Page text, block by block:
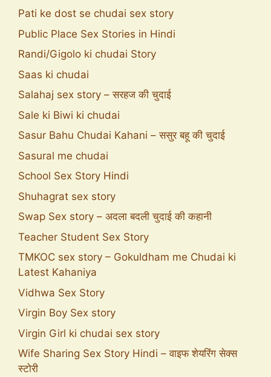
Pati ke dost se chudai sex story
Public Place Sex Stories in Hindi
Randi/Gigolo ki chudai Story
Saas ki chudai
Salahaj sex story – सरहज की चुदाई
Sale ki Biwi ki chudai
Sasur Bahu Chudai Kahani – ससुर बहू की चुदाई
Sasural me chudai
School Sex Story Hindi
Shuhagrat sex story
Swap Sex story – अदला बदली चुदाई की कहानी
Teacher Student Sex Story
TMKOC sex story – Gokuldham me Chudai ki
Latest Kahaniya
Vidhwa Sex Story
Virgin Boy Sex story
Virgin Girl ki chudai sex story
Wife Sharing Sex Story Hindi – वाइफ शेयरिंग सेक्स
स्टोरी